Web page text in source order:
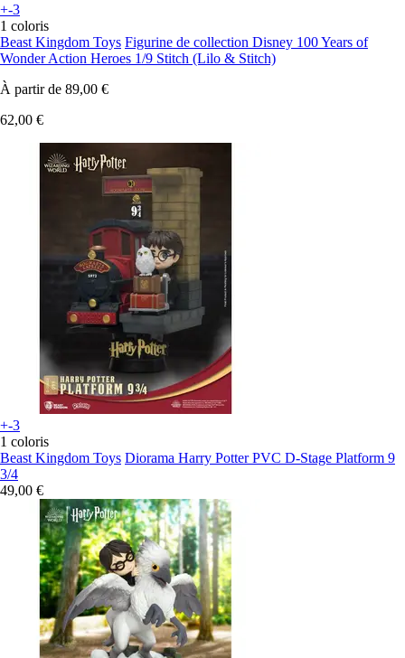
+-3
1 coloris
Beast Kingdom Toys Figurine de collection Disney 100 Years of
Wonder Action Heroes 1/9 Stitch (Lilo & Stitch)
À partir de 89,00 €
62,00 €
+-3
1 coloris
Beast Kingdom Toys Diorama Harry Potter PVC D-Stage Platform 9
3/4
49,00 €